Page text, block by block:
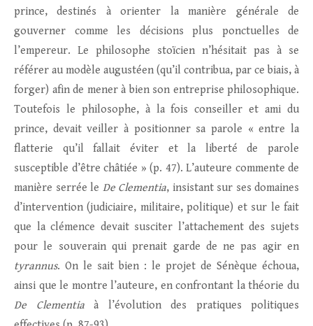
prince, destinés à orienter la manière générale de
gouverner comme les décisions plus ponctuelles de
l’empereur. Le philosophe stoïcien n’hésitait pas à se
référer au modèle augustéen (qu’il contribua, par ce biais, à
forger) afin de mener à bien son entreprise philosophique.
Toutefois le philosophe, à la fois conseiller et ami du
prince, devait veiller à positionner sa parole « entre la
flatterie qu’il fallait éviter et la liberté de parole
susceptible d’être châtiée » (p. 47). L’auteure commente de
manière serrée le De Clementia, insistant sur ses domaines
d’intervention (judiciaire, militaire, politique) et sur le fait
que la clémence devait susciter l’attachement des sujets
pour le souverain qui prenait garde de ne pas agir en
tyrannus. On le sait bien : le projet de Sénèque échoua,
ainsi que le montre l’auteure, en confrontant la théorie du
De Clementiaà l’évolution des pratiques politiques